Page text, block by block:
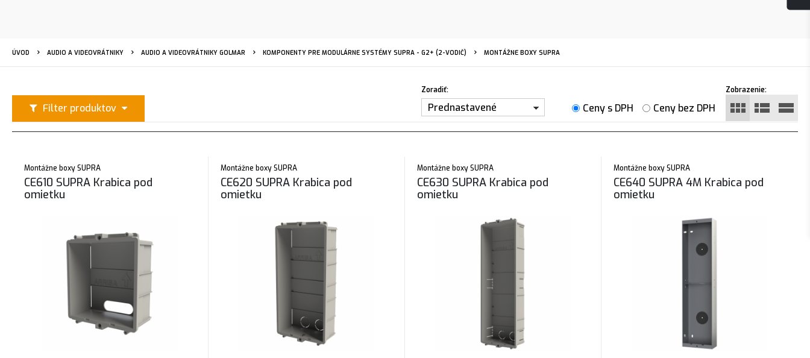
ÚVOD AUDIO A VIDEOVRÁTNIKY AUDIO A VIDEOVRÁTNIKY GOLMAR KOMPONENTY PRE MODULÁRNE SYSTÉMY SUPRA - G2+ (2-VODIČ) MONTÁŽNE BOXY SUPRA
Filter produktov
Zobrazenie:
Ceny s DPH Ceny bez DPH
Zoradiť:
Prednastavené
Montážne boxy SUPRA
CE610 SUPRA Krabica pod
omietku
Montážne boxy SUPRA
CE620 SUPRA Krabica pod
omietku
Montážne boxy SUPRA
CE630 SUPRA Krabica pod
omietku
Montážne boxy SUPRA
CE640 SUPRA 4M Krabica pod
omietku